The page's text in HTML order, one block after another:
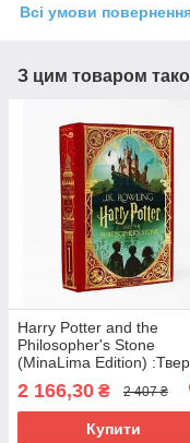
Всі умови
З цим товаром
Harry Potter and the
Philosopher's Stone
(MinaLima Edition)
обкладинка / Розкладна
книга
2 166,30 ₴ 2 407 ₴
Купити